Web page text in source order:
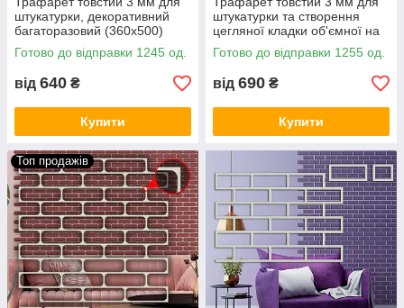
штукатурки, декоративний
багаторазовий (360х500)
Готово до відправки 1245 од.
від 640 ₴
Купити
штукатурки та створення
цегляної кладки об'ємної на
стіні (440х500)
Готово до відправки 1255 од.
від 690 ₴
Купити
Топ продажів